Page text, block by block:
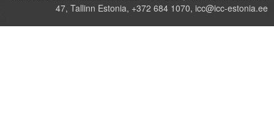
47, Tallinn Estonia, +372 684 1070, icc@icc-estonia.ee